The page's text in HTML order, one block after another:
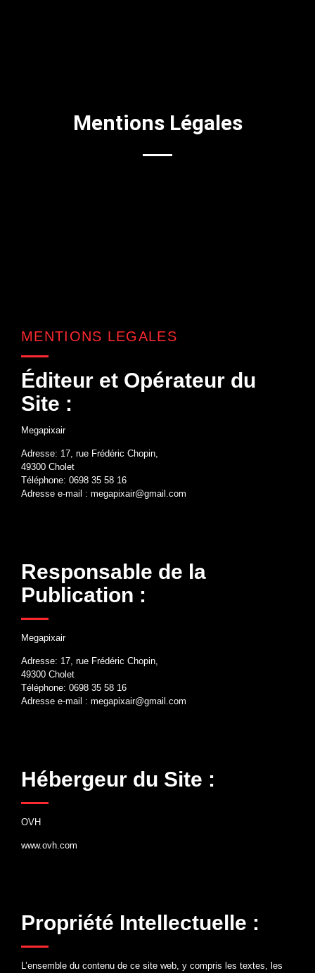
Mentions Légales
MENTIONS LEGALES
Éditeur et Opérateur du
Site :
Megapixair
Adresse: 17, rue Frédéric Chopin,
49300 Cholet
Téléphone: 0698 35 58 16
Adresse e-mail : megapixair@gmail.com
Responsable de la
Publication :
Megapixair
Adresse: 17, rue Frédéric Chopin,
49300 Cholet
Téléphone: 0698 35 58 16
Adresse e-mail : megapixair@gmail.com
Hébergeur du Site :
OVH
www.ovh.com
Propriété Intellectuelle :
L’ensemble du contenu de ce site web, y compris les textes, les